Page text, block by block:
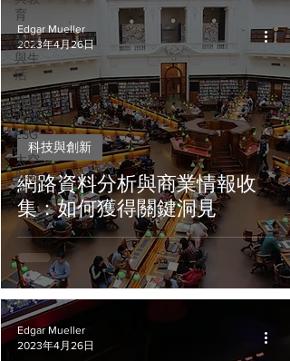
育
健康
與生
活
社會
永續
ESG
太空
與能
源
網路資料分析與商業情報收
集：如何獲得關鍵洞見
科技與創新
Edgar Mueller
2023年4月26日
Edgar Mueller
2023年4月26日